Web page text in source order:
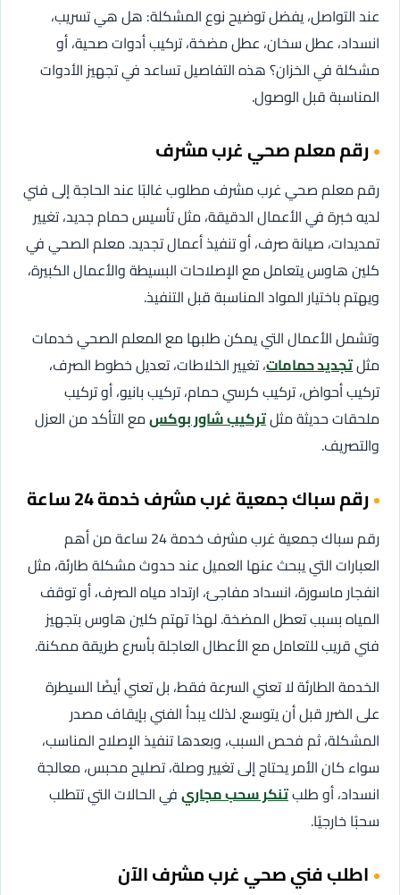
عند التواصل، يفضل توضيح نوع المشكلة: هل هي تسريب،
انسداد، عطل سخان، عطل مضخة، تركيب أدوات صحية، أو
مشكلة في الخزان؟ هذه التفاصيل تساعد في تجهيز الأدوات
المناسبة قبل الوصول.
رقم معلم صحي غرب مشرف
رقم معلم صحي غرب مشرف مطلوب غالبًا عند الحاجة إلى فني
لديه خبرة في الأعمال الدقيقة، مثل تأسيس حمام جديد، تغيير
تمديدات، صيانة صرف، أو تنفيذ أعمال تجديد. معلم الصحي في
كلين هاوس يتعامل مع الإصلاحات البسيطة والأعمال الكبيرة،
ويهتم باختيار المواد المناسبة قبل التنفيذ.
وتشمل الأعمال التي يمكن طلبها مع المعلم الصحي خدمات
مثلتجديد حمامات، تغيير الخلاطات، تعديل خطوط الصرف،
تركيب أحواض، تركيب كرسي حمام، تركيب بانيو، أو تركيب
ملحقات حديثة مثلتركيب شاور بوكسمع التأكد من العزل
والتصريف.
رقم سباك جمعية غرب مشرف خدمة 24 ساعة
رقم سباك جمعية غرب مشرف خدمة 24 ساعة من أهم
العبارات التي يبحث عنها العميل عند حدوث مشكلة طارئة، مثل
انفجار ماسورة، انسداد مفاجئ، ارتداد مياه الصرف، أو توقف
المياه بسبب تعطل المضخة. لهذا تهتم كلين هاوس بتجهيز
فني قريب للتعامل مع الأعطال العاجلة بأسرع طريقة ممكنة.
الخدمة الطارئة لا تعني السرعة فقط، بل تعني أيضًا السيطرة
على الضرر قبل أن يتوسع. لذلك يبدأ الفني بإيقاف مصدر
المشكلة، ثم فحص السبب، وبعدها تنفيذ الإصلاح المناسب،
سواء كان الأمر يحتاج إلى تغيير وصلة، تصليح محبس، معالجة
انسداد، أو طلبتنكر سحب مجاريفي الحالات التي تتطلب
سحبًا خارجيًا.
اطلب فني صحي غرب مشرف الآن